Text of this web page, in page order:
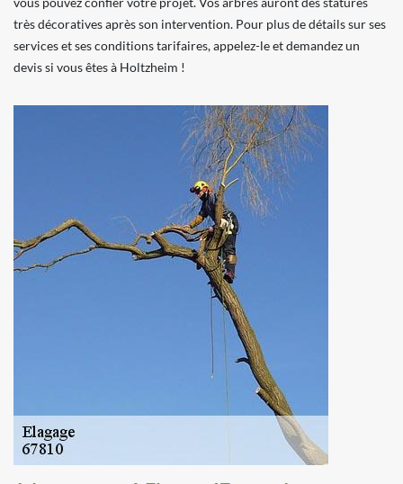
très décoratives après son intervention. Pour plus de détails sur ses
services et ses conditions tarifaires, appelez-le et demandez un
devis si vous êtes à Holtzheim !